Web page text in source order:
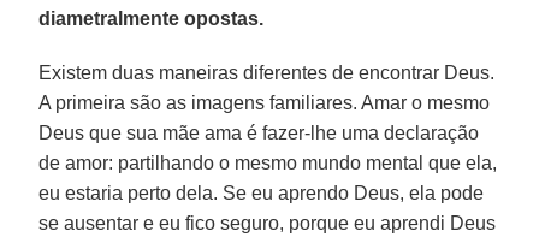
diametralmente opostas.
Existem duas maneiras diferentes de encontrar Deus.
A primeira são as imagens familiares. Amar o mesmo
Deus que sua mãe ama é fazer-lhe uma declaração
de amor: partilhando o mesmo mundo mental que ela,
eu estaria perto dela. Se eu aprendo Deus, ela pode
se ausentar e eu fico seguro, porque eu aprendi Deus